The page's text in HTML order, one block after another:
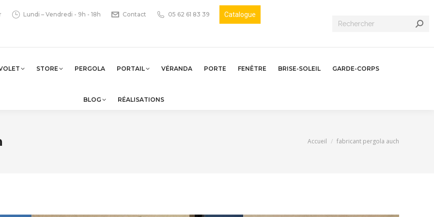
Lundi – Vendredi - 9h - 18h Contact 05 62 61 83 39 Catalogue
Recherche
STORE PERGOLA PORTAIL VÉRANDA PORTE FENÊTRE BRISE-SOLEIL GARDE-CORPS
BLOG RÉALISATIONS
Vous êtes ici :
Accueil fabricant pergola auch